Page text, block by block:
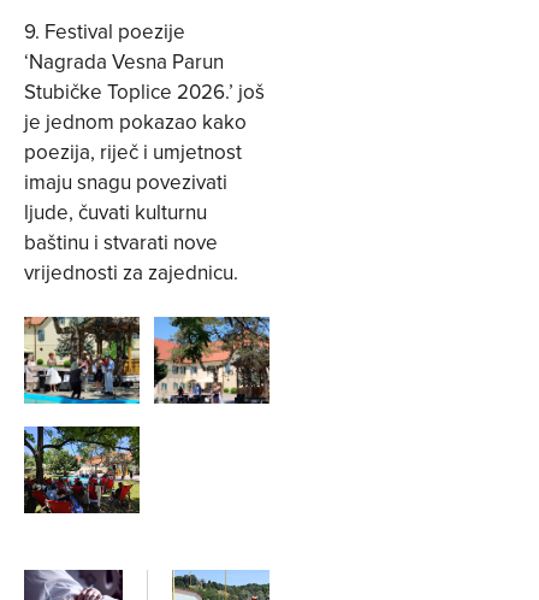
9. Festival poezije
‘Nagrada Vesna Parun
Stubičke Toplice 2026.’ još
je jednom pokazao kako
poezija, riječ i umjetnost
imaju snagu povezivati
ljude, čuvati kulturnu
baštinu i stvarati nove
vrijednosti za zajednicu.